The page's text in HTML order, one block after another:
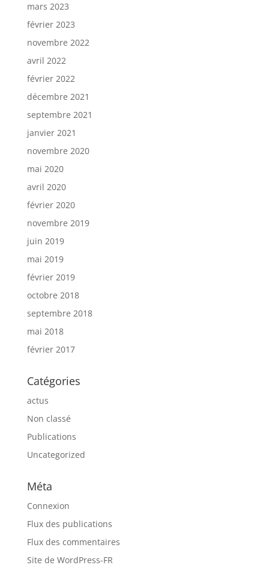
mars 2023
février 2023
novembre 2022
avril 2022
février 2022
décembre 2021
septembre 2021
janvier 2021
novembre 2020
mai 2020
avril 2020
février 2020
novembre 2019
juin 2019
mai 2019
février 2019
octobre 2018
septembre 2018
mai 2018
février 2017
Catégories
actus
Non classé
Publications
Uncategorized
Méta
Connexion
Flux des publications
Flux des commentaires
Site de WordPress-FR